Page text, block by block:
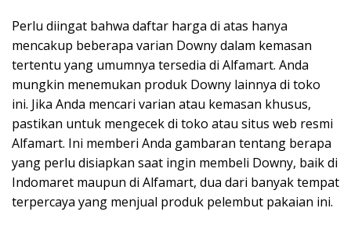
Perlu diingat bahwa daftar harga di atas hanya
mencakup beberapa varian Downy dalam kemasan
tertentu yang umumnya tersedia di Alfamart. Anda
mungkin menemukan produk Downy lainnya di toko
ini. Jika Anda mencari varian atau kemasan khusus,
pastikan untuk mengecek di toko atau situs web resmi
Alfamart. Ini memberi Anda gambaran tentang berapa
yang perlu disiapkan saat ingin membeli Downy, baik di
Indomaret maupun di Alfamart, dua dari banyak tempat
terpercaya yang menjual produk pelembut pakaian ini.